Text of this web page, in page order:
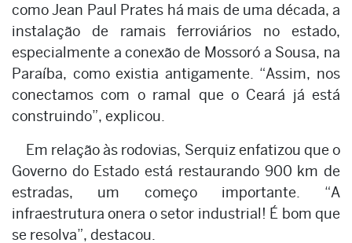
como Jean Paul Prates há mais de uma década, a
instalação de ramais ferroviários no estado,
especialmente a conexão de Mossoró a Sousa, na
Paraíba, como existia antigamente. “Assim, nos
conectamos com o ramal que o Ceará já está
construindo”, explicou.
Em relação às rodovias, Serquiz enfatizou que o
Governo do Estado está restaurando 900 km de
estradas, um começo importante. “A
infraestrutura onera o setor industrial! É bom que
se resolva”, destacou.